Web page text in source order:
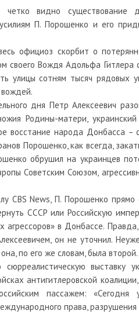
видно существование
П. Порошенко и его
официоз скорбит о
своего Вождя Адольфа
улицы сотням тысяч рядовых
дня Петр Алексеевич
Родины-матери,
восстание народа Донбасса –
Порошенко, как всегда,
обрушил на украинцев
Советским Союзом,
CBS News, П. Порошенко
СССР или Российскую
агрессоров» в Донбассе.
он не уточнил.
по его же словам, была
выставку
антигитлеровской
пассажем:
права, разрушения